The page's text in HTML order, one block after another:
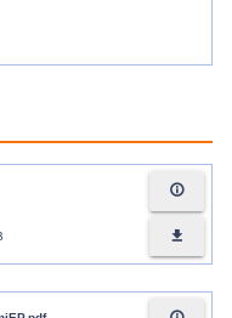
info_outline
file_download